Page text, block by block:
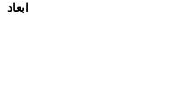
ابعاد